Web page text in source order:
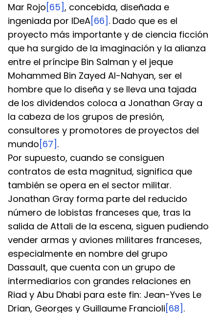
Mar Rojo [65], concebida, diseñada e
ingeniada por IDeA[66] . Dado que es el
proyecto más importante y de ciencia ficción
que ha surgido de la imaginación y la alianza
entre el príncipe Bin Salman y el jeque
Mohammed Bin Zayed Al-Nahyan, ser el
hombre que lo diseña y se lleva una tajada
de los dividendos coloca a Jonathan Gray a
la cabeza de los grupos de presión,
consultores y promotores de proyectos del
mundo [67] .
Por supuesto, cuando se consiguen
contratos de esta magnitud, significa que
también se opera en el sector militar.
Jonathan Gray forma parte del reducido
número de lobistas franceses que, tras la
salida de Attali de la escena, siguen pudiendo
vender armas y aviones militares franceses,
especialmente en nombre del grupo
Dassault, que cuenta con un grupo de
intermediarios con grandes relaciones en
Riad y Abu Dhabi para este fin: Jean-Yves Le
Drian, Georges y Guillaume Francioli [68] .